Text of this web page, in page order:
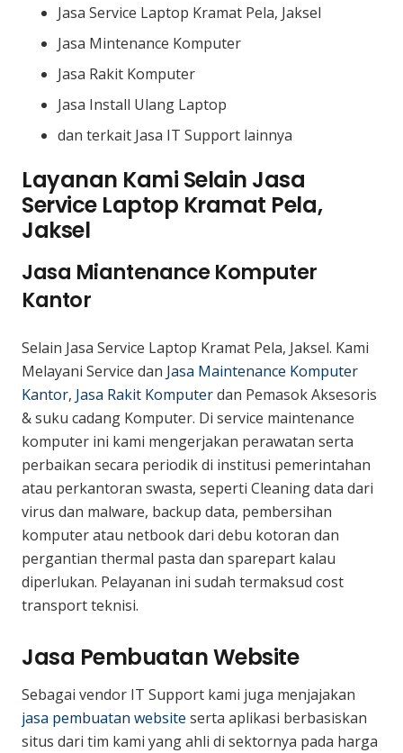
Jasa Service Laptop Kramat Pela, Jaksel
Jasa Mintenance Komputer
Jasa Rakit Komputer
Jasa Install Ulang Laptop
dan terkait Jasa IT Support lainnya
Layanan Kami Selain Jasa
Service Laptop Kramat Pela,
Jaksel
Jasa Miantenance Komputer
Kantor
Selain Jasa Service Laptop Kramat Pela, Jaksel. Kami
Melayani Service dan Jasa Maintenance Komputer
Kantor, Jasa Rakit Komputerdan Pemasok Aksesoris
& suku cadang Komputer. Di service maintenance
komputer ini kami mengerjakan perawatan serta
perbaikan secara periodik di institusi pemerintahan
atau perkantoran swasta, seperti Cleaning data dari
virus dan malware, backup data, pembersihan
komputer atau netbook dari debu kotoran dan
pergantian thermal pasta dan sparepart kalau
diperlukan. Pelayanan ini sudah termaksud cost
transport teknisi.
Jasa Pembuatan Website
Sebagai vendor IT Support kami juga menjajakan
jasa pembuatan website serta aplikasi berbasiskan
situs dari tim kami yang ahli di sektornya pada harga